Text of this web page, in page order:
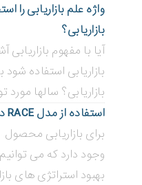
واژه علم بازاریابی را
بازاریابی؟
آیا با مفهوم بازاریابی
بازاریابی استفاده
بازاریابی؟ سالها مورد
استفاده از مدل RACE در بازاریابی دیجیتال
برای بازاریابی
وجود دارد که می
بهبود استراتژی های